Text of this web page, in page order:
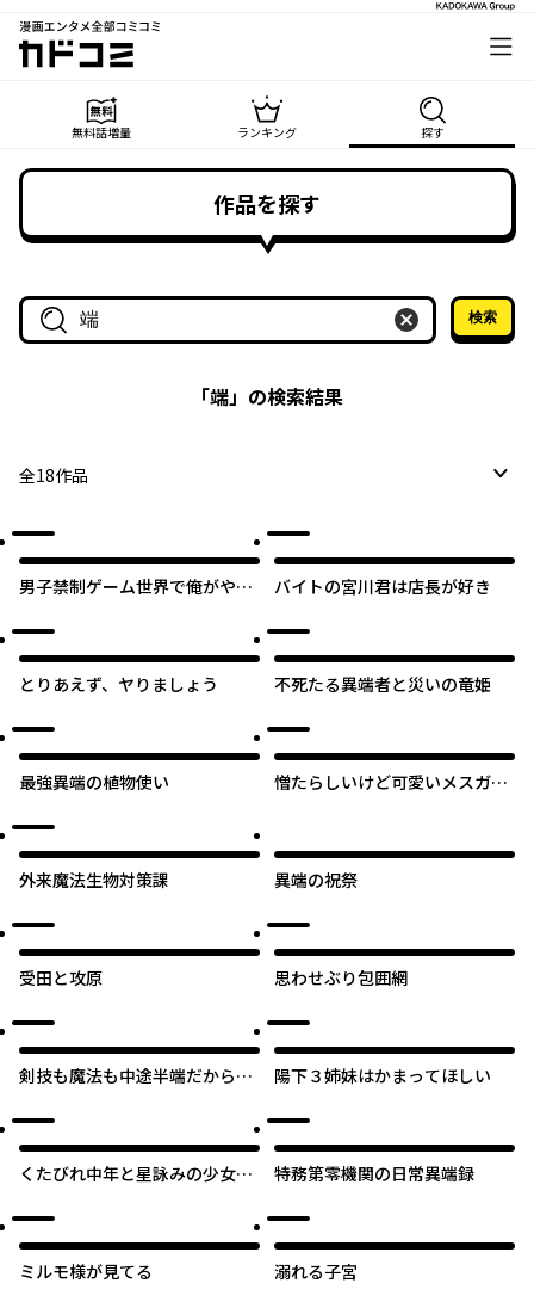
漫画エンタメ全部コミコミ
カドコミ
無料話増量 ランキング 探す
作品を探す
作品名・作家名で探す
検索
「端」の検索結果
全18作品
男子禁制ゲーム世界で俺がやる
まる男として転生してしまいま
した
バイトの宮川君は店長が好き
とりあえず、ヤりましょう 不死たる異端者と災いの竜姫
最強異端の植物使い
憎たらしいけど可愛いメスガキ
外来魔法生物対策課 異端の祝祭
受田と攻原 思わせぶり包囲網
剣技も魔法も中途半端だからと
められ最強のオールラウンダー
となる。～今さら帰ってこいと
言われても、冒険者稼業が楽し
陽下３姉妹はかまってほしい
くたびれ中年と星詠みの少女
ンですが、実は最強の魔導具使
いでした
特務第零機関の日常異端録
ミルモ様が見てる 溺れる子宮